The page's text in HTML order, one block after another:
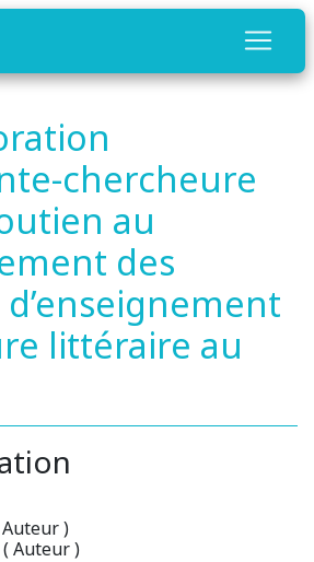
chercheure
au
des
littéraire au
)
( Auteur )